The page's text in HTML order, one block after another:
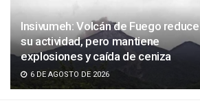
Insivumeh: Volcán de Fuego reduce
su actividad, pero mantiene
explosiones y caída de ceniza
6 DE AGOSTO DE 2026